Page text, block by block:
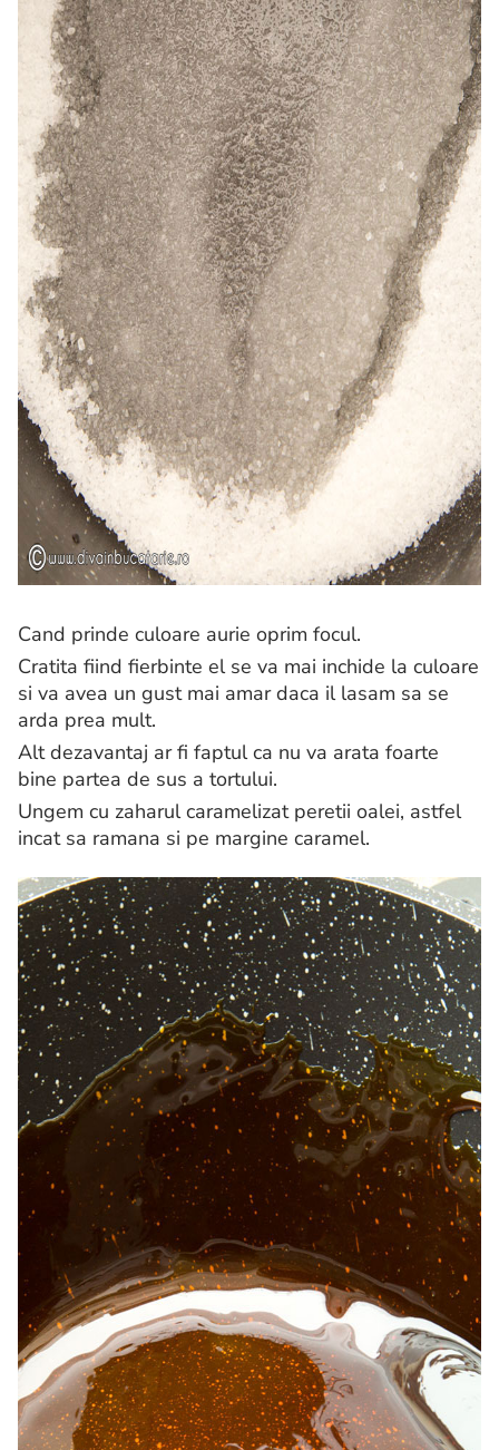
Cand prinde culoare aurie oprim focul.
Cratita fiind fierbinte el se va mai inchide la culoare
si va avea un gust mai amar daca il lasam sa se
arda prea mult.
Alt dezavantaj ar fi faptul ca nu va arata foarte
bine partea de sus a tortului.
Ungem cu zaharul caramelizat peretii oalei, astfel
incat sa ramana si pe margine caramel.